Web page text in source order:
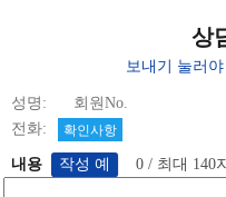
상
보내기 눌러
성명: 회원No.
전화:
확인사항
내용 0 / 최대 140